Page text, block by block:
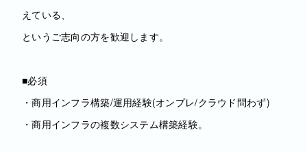
えている、
というご志向の方を歓迎します。
■必須
・商用インフラ構築/運用経験(オンプレ/クラウド問わず)
・商用インフラの複数システム構築経験。